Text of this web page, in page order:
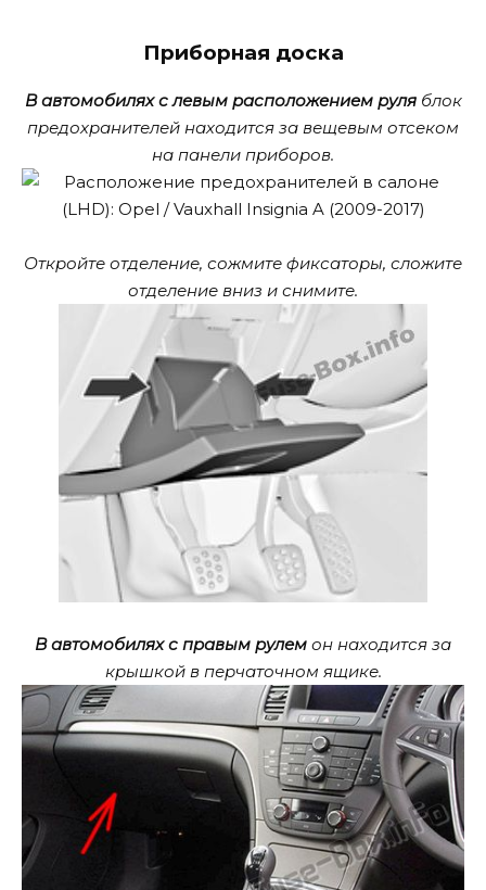
Приборная доска
В автомобилях с левым расположением руляблок
предохранителей находится за вещевым отсеком
на панели приборов.
Откройте отделение, сожмите фиксаторы, сложите
отделение вниз и снимите.
В автомобилях с правым рулем он находится за
крышкой в ​​перчаточном ящике.